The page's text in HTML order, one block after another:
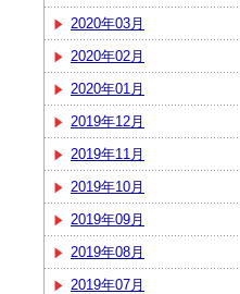
2020年03月
2020年02月
2020年01月
2019年12月
2019年11月
2019年10月
2019年09月
2019年08月
2019年07月